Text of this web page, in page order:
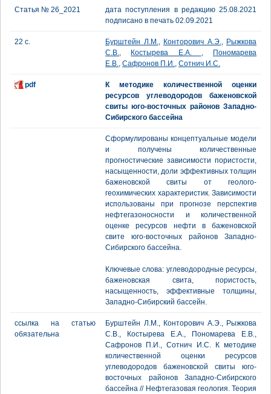
Статья № 26_2021
дата поступления в редакцию 25.08.2021
подписано в печать 02.09.2021
22 с. Бурштейн Л.М., Конторович А.Э., Рыжкова
С.В., Костырева Е.А. ,
Пономарева
Е.В., Сафронов П.И., Сотнич И.С.
pdf
К методике количественной оценки
ресурсов углеводородов баженовской
свиты юго-восточных районов Западно-
Сибирского бассейна
Сформулированы концептуальные модели
и получены количественные
прогностические зависимости пористости,
насыщенности, доли эффективных толщин
баженовской свиты от геолого-
геохимических характеристик. Зависимости
использованы при прогнозе перспектив
нефтегазоносности и количественной
оценке ресурсов нефти в баженовской
свите юго-восточных районов Западно-
Сибирского бассейна.
Ключевые слова: углеводородные ресурсы,
баженовская свита, пористость,
насыщенность, эффективные толщины,
Западно-Сибирский бассейн.
ссылка на статью
обязательна
Бурштейн Л.М., Конторович А.Э., Рыжкова
С.В., Костырева Е.А., Пономарева Е.В.,
Сафронов П.И., Сотнич И.С. К методике
количественной оценки ресурсов
углеводородов баженовской свиты юго-
восточных районов Западно-Сибирского
бассейна // Нефтегазовая геология. Теория